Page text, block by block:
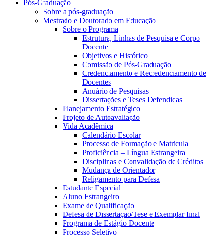
Pós-Graduação
Sobre a pós-graduação
Mestrado e Doutorado em Educação
Sobre o Programa
Estrutura, Linhas de Pesquisa e Corpo
Docente
Objetivos e Histórico
Comissão de Pós-Graduação
Credenciamento e Recredenciamento de
Docentes
Anuário de Pesquisas
Dissertações e Teses Defendidas
Planejamento Estratégico
Projeto de Autoavaliação
Vida Acadêmica
Calendário Escolar
Processo de Formação e Matrícula
Proficiência – Língua Estrangeira
Disciplinas e Convalidação de Créditos
Mudança de Orientador
Religamento para Defesa
Estudante Especial
Aluno Estrangeiro
Exame de Qualificação
Defesa de Dissertação/Tese e Exemplar final
Programa de Estágio Docente
Processo Seletivo